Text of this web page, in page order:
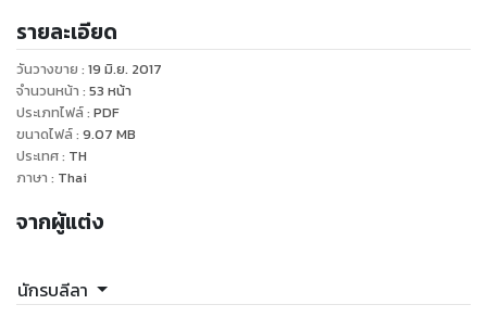
เหล่าซือเกรซจึงหยิบจับมาเป็นบทเรียนภาษาจีนเฟี้ยวๆ คลุกเคล้า
สาระและบันเทิงยำรวมกัน เสิร์ฟเป็นตำราเรียนภาษาจีนรสชาติ
แซบๆ แบบที่คุณไม่เคยเจอมาก่อนใน
‘จีนแซบแอนด์เซเลบ’
“ สนุกเหมือนได้ดูหนังจีน ” คือ คำนิยามของหนังสือเล่มนี้
ตัวอย่างจีนแซบ ในตอนหลี่ซินเจี๋ย นางเอก 'คนเห็นผี '
และความรู้สึก ตัววิญญาณหรือผีไม่ได้แสดงอิทธิฤทธิ์เวอร์วัง แต่
รายละเอียด
วันวางขาย : 19 มิ.ย. 2017
จำนวนหน้า : 53 หน้า
ประเภทไฟล์: PDF
ขนาดไฟล์: 9.07 MB
ประเทศ: TH
ภาษา : Thai
จากผู้แต่ง
นักรบลีลา